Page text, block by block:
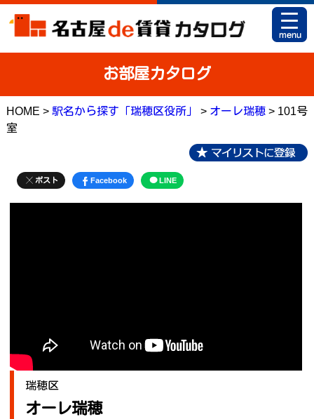
お部屋カタログ
HOME > 駅名から探す「瑞穂区役所」 > オーレ瑞穂> 101号
室
ポスト Facebook LINE
瑞穂区
オーレ瑞穂
駅名から探す
地図から探す
マイリスト